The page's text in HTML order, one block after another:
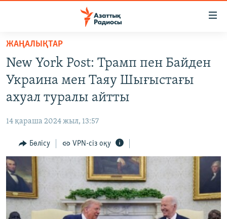
Skip
main
content
to
main
Navigation
to
Search
ЖАҢАЛЫҚТАР
AZATTYQTV
АДАМ ҚҰҚЫҚТАРЫ
ӘЛЕУМЕТ
ӘЛЕМ
АРНАЙЫ ЖОБАЛАР
Русский
ЖАҢАЛЫҚТАР
New York Post: Трамп пен Байден
Украина мен Таяу Шығыстағы
ахуал туралы айтты
14 қараша 2024 жыл, 13:57
Бөлісу VPN-сіз оқу